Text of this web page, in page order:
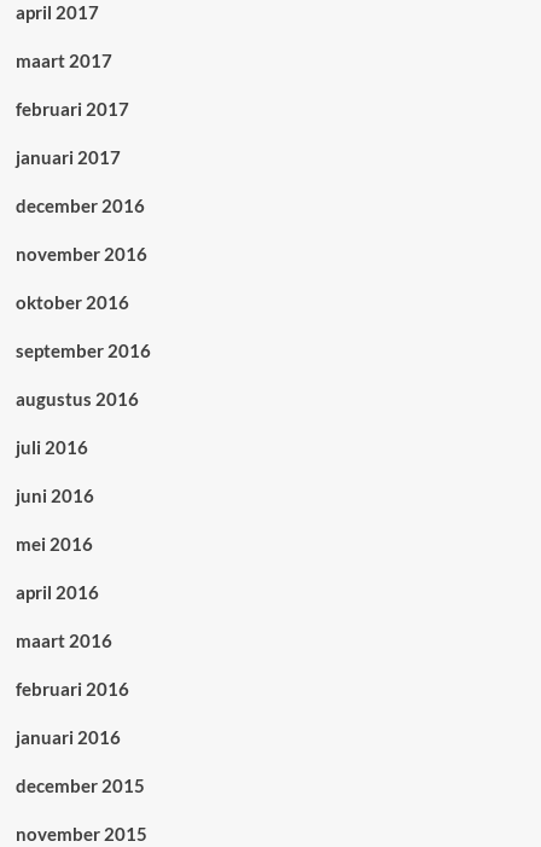
april 2017
maart 2017
februari 2017
januari 2017
december 2016
november 2016
oktober 2016
september 2016
augustus 2016
juli 2016
juni 2016
mei 2016
april 2016
maart 2016
februari 2016
januari 2016
december 2015
november 2015